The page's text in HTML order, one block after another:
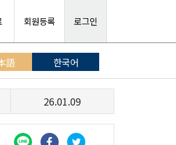
회원등록 로그인
語 한국어
26.01.09